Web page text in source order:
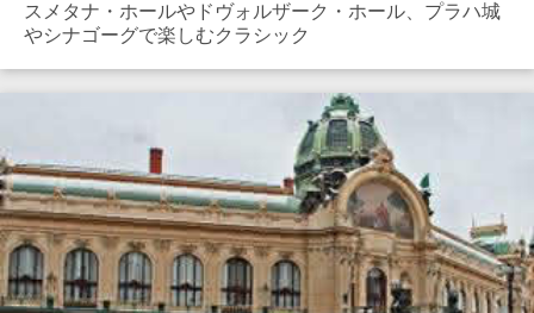
スメタナ・ホールやドヴォルザーク・ホール、プラハ城
やシナゴーグで楽しむクラシック